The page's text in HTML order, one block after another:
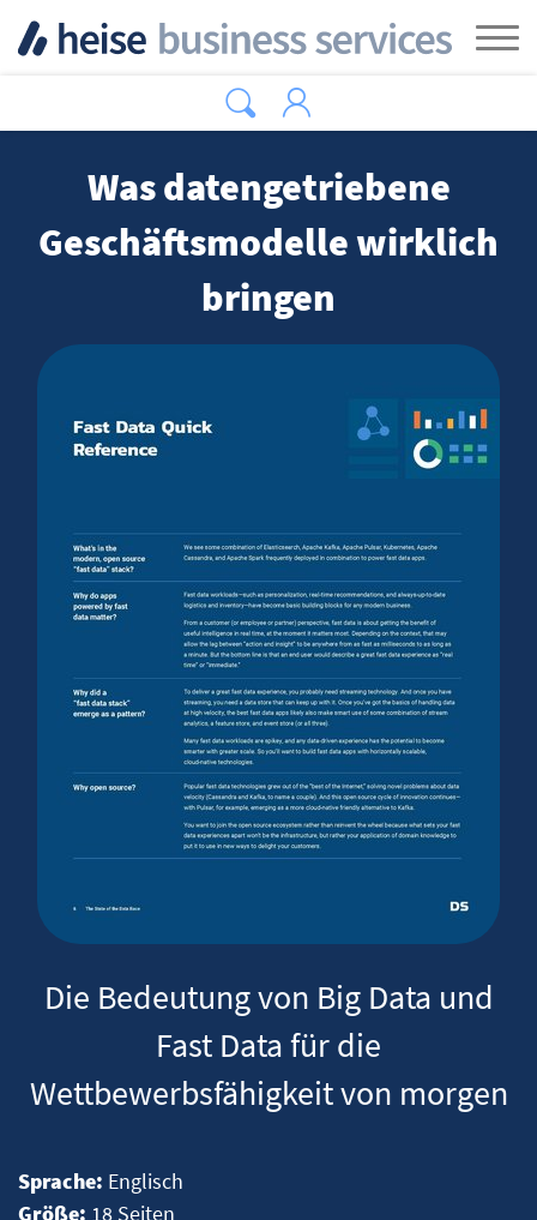
Was datengetriebene
Geschäftsmodelle wirklich
bringen
Die Bedeutung von Big Data und
Fast Data für die
Wettbewerbsfähigkeit von morgen
Sprache: Englisch
Größe: 18 Seiten